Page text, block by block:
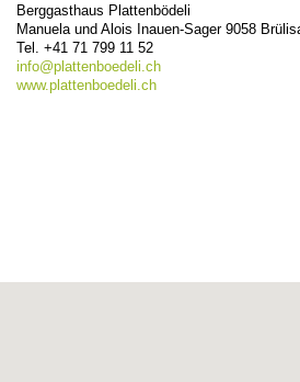
Berggasthaus Plattenbödeli
Manuela und Alois Inauen-Sager 9058
Tel. +41 71 799 11 52
info@plattenboedeli.ch
www.plattenboedeli.ch